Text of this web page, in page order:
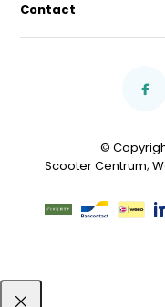
Contact
©
Scooter Centrum;